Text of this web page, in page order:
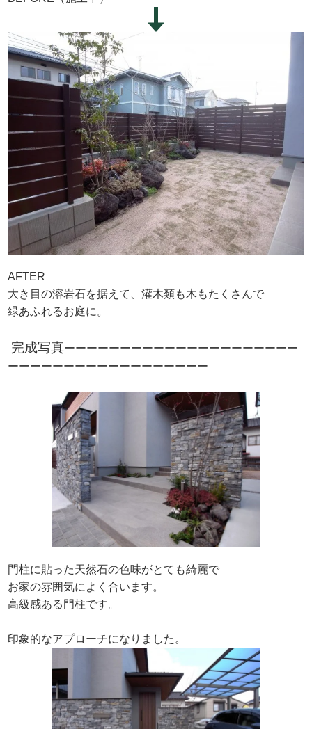
AFTER
大き目の溶岩石を据えて、灌木類も木もたくさんで
緑あふれるお庭に。
完成写真ーーーーーーーーーーーーーーーーーーーーー
ーーーーーーーーーーーーーーーーーー
門柱に貼った天然石の色味がとても綺麗で
お家の雰囲気によく合います。
高級感ある門柱です。
印象的なアプローチになりました。